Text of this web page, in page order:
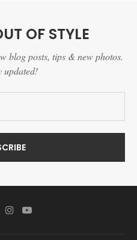
OF STYLE
blog posts, tips & new photos.
updated!